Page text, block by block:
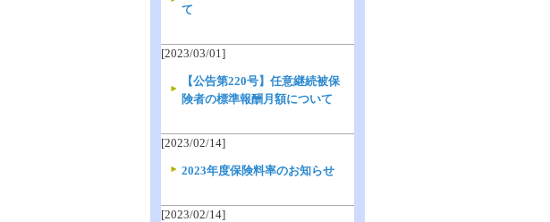
て
[2023/03/01]
【公告第220号】任意継続被保
険者の標準報酬月額について
[2023/02/14]
2023年度保険料率のお知らせ
[2023/02/14]